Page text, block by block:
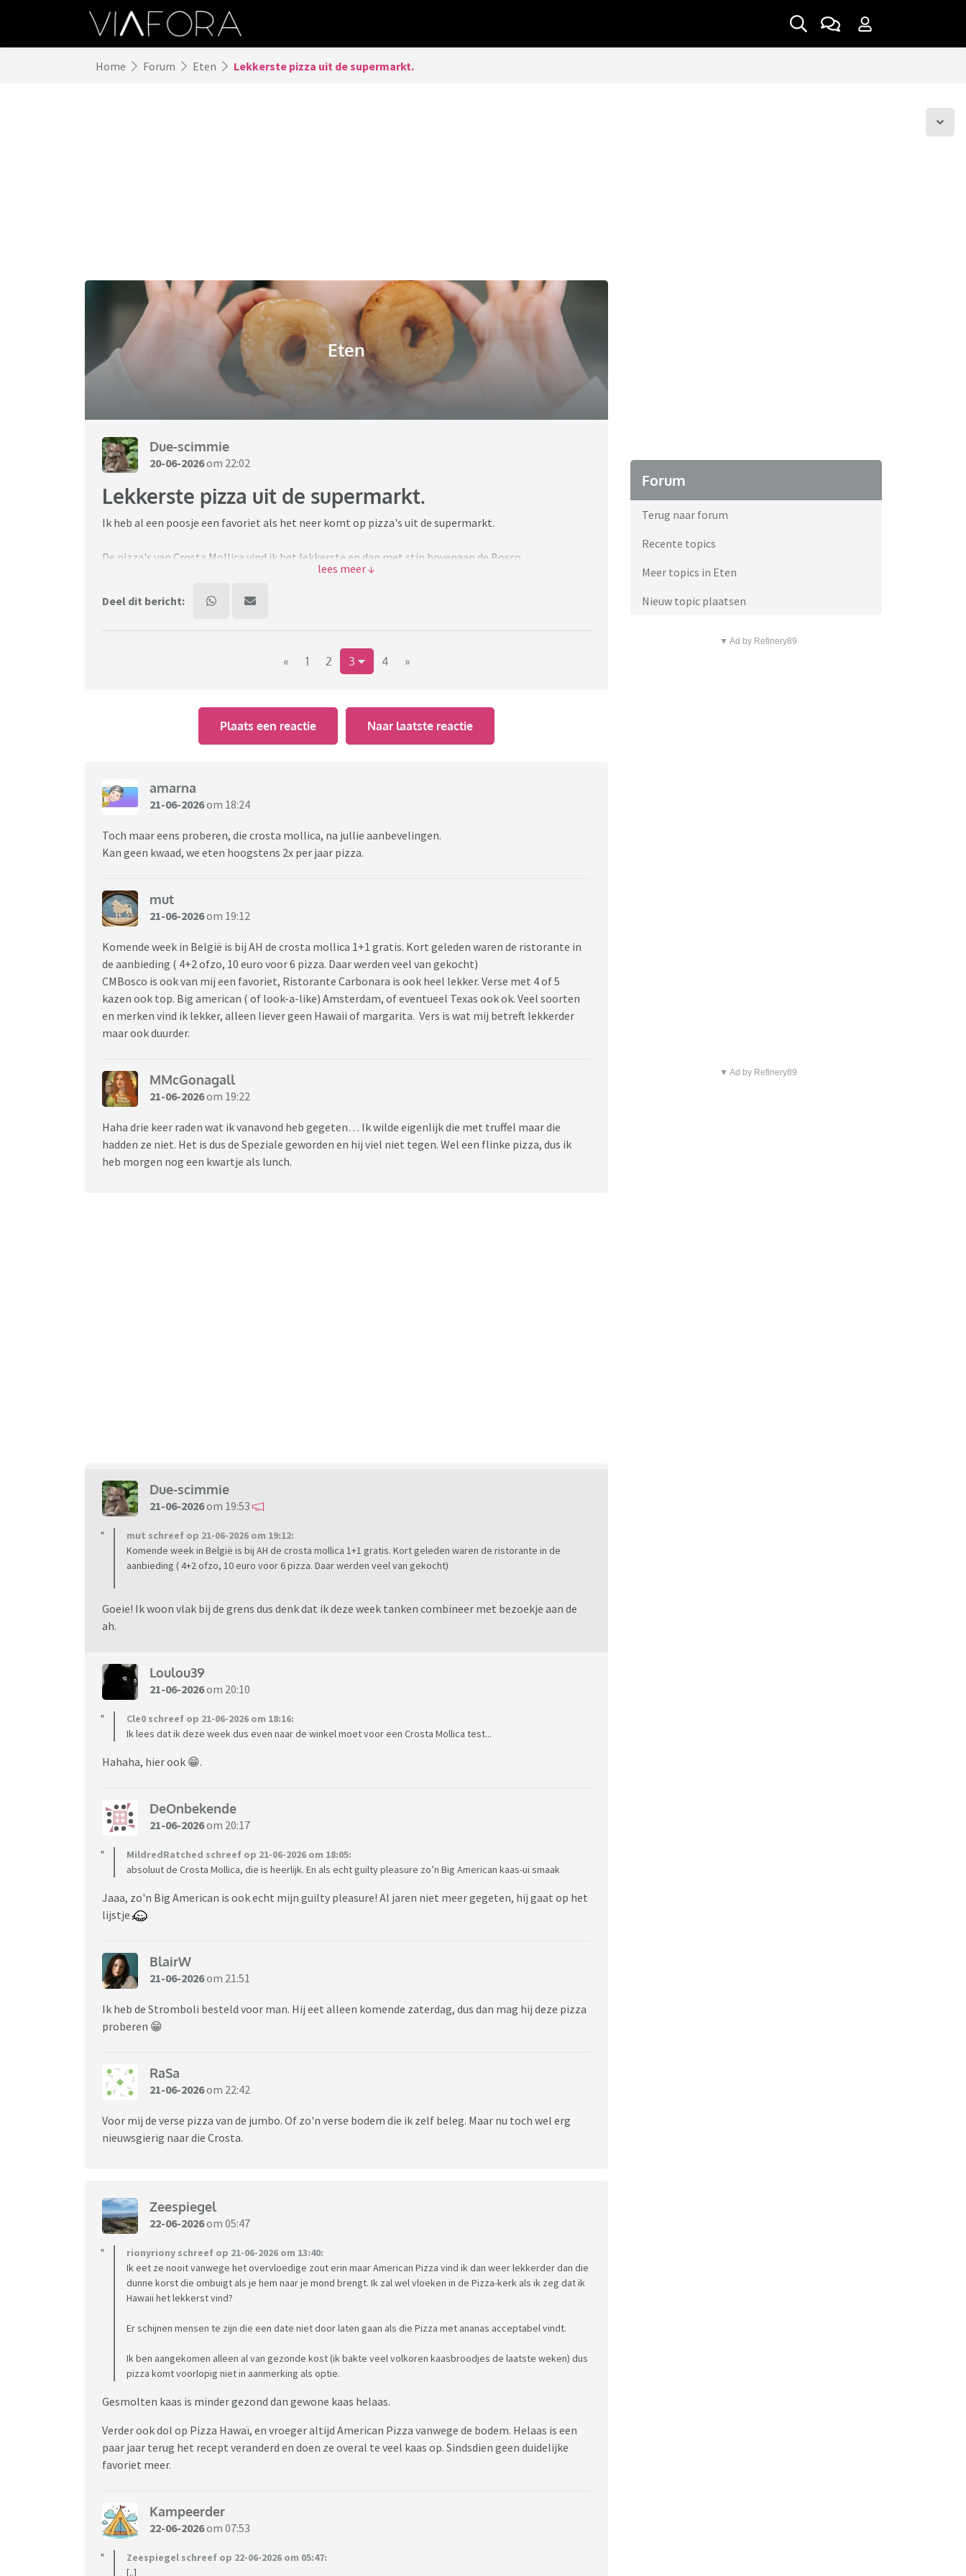
Home Forum Eten Lekkerste pizza uit de supermarkt.
Eten
Due-scimmie
20-06-2026om 22:02
Lekkerste pizza uit de supermarkt.
Ik heb al een poosje een favoriet als het neer komt op pizza's uit de supermarkt.
De pizza's van Crosta Mollica vind ik het lekkerste en dan met stip bovenaan de Bosco.
Deel dit bericht:
« 1 2 3 4 »
Plaats een reactie Naar laatste reactie
amarna
21-06-2026om 18:24
Toch maar eens proberen, die crosta mollica, na jullie aanbevelingen.
Kan geen kwaad, we eten hoogstens 2x per jaar pizza.
mut
21-06-2026om 19:12
Komende week in België is bij AH de crosta mollica 1+1 gratis. Kort geleden waren de ristorante in
de aanbieding ( 4+2 ofzo, 10 euro voor 6 pizza. Daar werden veel van gekocht)
CMBosco is ook van mij een favoriet, Ristorante Carbonara is ook heel lekker. Verse met 4 of 5
kazen ook top. Big american ( of look-a-like) Amsterdam, of eventueel Texas ook ok. Veel soorten
en merken vind ik lekker, alleen liever geen Hawaii of margarita. Vers is wat mij betreft lekkerder
maar ook duurder.
MMcGonagall
21-06-2026om 19:22
Haha drie keer raden wat ik vanavond heb gegeten… Ik wilde eigenlijk die met truffel maar die
hadden ze niet. Het is dus de Speziale geworden en hij viel niet tegen. Wel een flinke pizza, dus ik
heb morgen nog een kwartje als lunch.
Due-scimmie
21-06-2026om 19:53
mut schreef op 21-06-2026 om 19:12:
Komende week in België is bij AH de crosta mollica 1+1 gratis. Kort geleden waren de ristorante in de
aanbieding ( 4+2 ofzo, 10 euro voor 6 pizza. Daar werden veel van gekocht)
Goeie! Ik woon vlak bij de grens dus denk dat ik deze week tanken combineer met bezoekje aan de
ah.
Loulou39
21-06-2026om 20:10
Cle0 schreef op 21-06-2026 om 18:16:
Ik lees dat ik deze week dus even naar de winkel moet voor een Crosta Mollica test...
Hahaha, hier ook 😁.
DeOnbekende
21-06-2026om 20:17
MildredRatched schreef op 21-06-2026 om 18:05:
absoluut de Crosta Mollica, die is heerlijk. En als echt guilty pleasure zo’n Big American kaas-ui smaak
Jaaa, zo'n Big American is ook echt mijn guilty pleasure! Al jaren niet meer gegeten, hij gaat op het
lijstje
BlairW
21-06-2026om 21:51
Ik heb de Stromboli besteld voor man. Hij eet alleen komende zaterdag, dus dan mag hij deze pizza
proberen 😁
RaSa
21-06-2026om 22:42
Voor mij de verse pizza van de jumbo. Of zo'n verse bodem die ik zelf beleg. Maar nu toch wel erg
nieuwsgierig naar die Crosta.
Zeespiegel
22-06-2026om 05:47
rionyriony schreef op 21-06-2026 om 13:40:
Ik eet ze nooit vanwege het overvloedige zout erin maar American Pizza vind ik dan weer lekkerder dan die
dunne korst die ombuigt als je hem naar je mond brengt. Ik zal wel vloeken in de Pizza-kerk als ik zeg dat ik
Hawaii het lekkerst vind?
Er schijnen mensen te zijn die een date niet door laten gaan als die Pizza met ananas acceptabel vindt.
Ik ben aangekomen alleen al van gezonde kost (ik bakte veel volkoren kaasbroodjes de laatste weken) dus
pizza komt voorlopig niet in aanmerking als optie.
Gesmolten kaas is minder gezond dan gewone kaas helaas.
Verder ook dol op Pizza Hawaï, en vroeger altijd American Pizza vanwege de bodem. Helaas is een
paar jaar terug het recept veranderd en doen ze overal te veel kaas op. Sindsdien geen duidelijke
favoriet meer.
Kampeerder
22-06-2026om 07:53
Zeespiegel schreef op 22-06-2026 om 05:47:
[..]
Forum
Terug naar forum
Recente topics
Meer topics in Eten
Nieuw topic plaatsen
▼ Ad by Refinery89
▼ Ad by Refinery89